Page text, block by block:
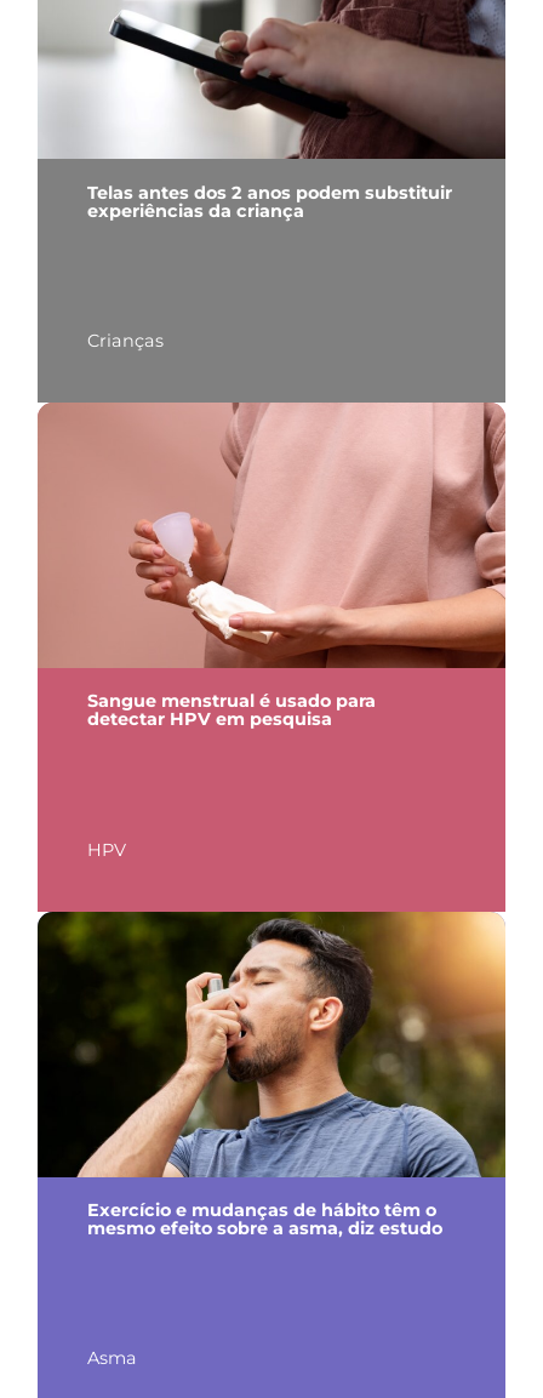
Telas antes dos 2 anos podem substituir
experiências da criança
Crianças
Sangue menstrual é usado para
detectar HPV em pesquisa
HPV
Exercício e mudanças de hábito têm o
mesmo efeito sobre a asma, diz estudo
Asma